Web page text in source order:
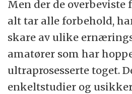
Men der de overbeviste
alt tar alle forbehold,
skare av ulike
amatører som har
ultraprosesserte toget.
enkeltstudier og